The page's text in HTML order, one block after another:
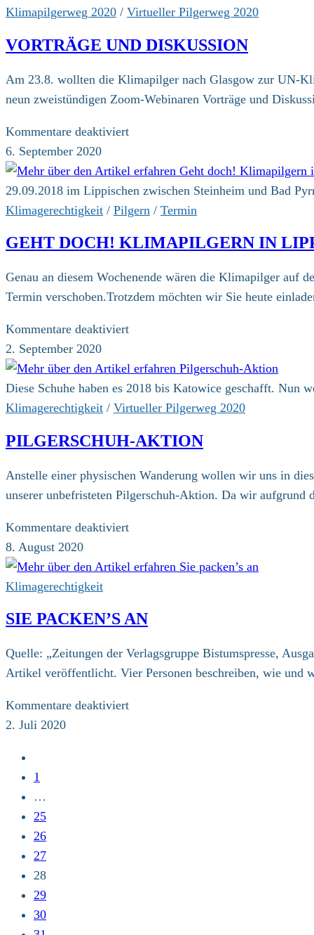
Klimapilgerweg 2020 / Virtueller Pilgerweg 2020
VORTRÄGE UND DISKUSSION
Am 23.8. wollten die Klimapilger nach Glasgow zur UN-
neun zweistündigen Zoom-Webinaren Vorträge und
Kommentare deaktiviertfür
und
Diskussion
6. September 2020
29.09.2018 im Lippischen zwischen Steinheim und Bad
Klimagerechtigkeit / Pilgern / Termin
GEHT DOCH! KLIMAPILGERN IN
Genau an diesem Wochenende wären die Klimapilger auf
Termin verschoben.Trotzdem möchten wir Sie heute
Kommentare deaktiviertfür
doch!
Klimapilgern
in
2. September 2020
Diese Schuhe haben es 2018 bis Katowice geschafft. Nun
Klimagerechtigkeit / Virtueller Pilgerweg 2020
PILGERSCHUH-AKTION
Anstelle einer physischen Wanderung wollen wir uns in
unserer unbefristeten Pilgerschuh-Aktion. Da wir aufgrund
Kommentare deaktiviertfür
Aktion
8. August 2020
Klimagerechtigkeit
SIE PACKEN’S AN
Quelle: „Zeitungen der Verlagsgruppe Bistumspresse,
Artikel veröffentlicht. Vier Personen beschreiben, wie und
Kommentare deaktiviertfür
2. Juli 2020
vorherigen
Seite
1
…
25
26
27
28
29
30